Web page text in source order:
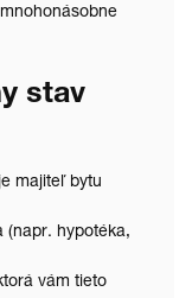
stav
majiteľ bytu
(napr. hypotéka,
vám tieto